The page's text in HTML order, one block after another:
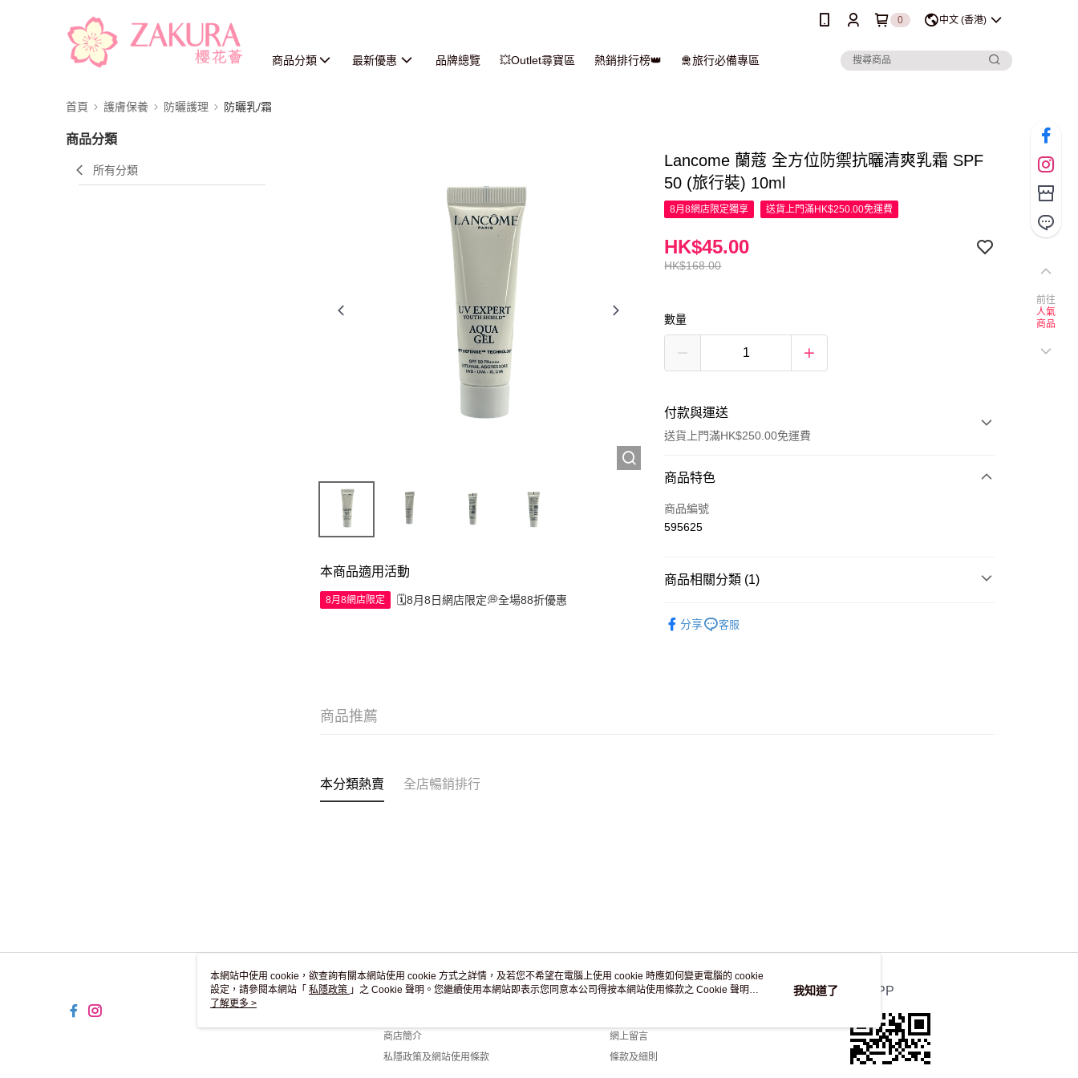
0 中文 (香港)
商品分類 最新優惠 品牌總覽 💥Outlet尋寶區 熱銷排行榜👑 🛅旅行必備專區
首頁 護膚保養 防曬護理 防曬乳/霜
商品分類
所有分類
本商品適用活動
8月8網店限定 🗓️8月8日網店限定💭全場88折優惠
Lancome 蘭蔻 全方位防禦抗曬清爽乳霜 SPF
50 (旅行裝) 10ml
8月8網店限定獨享 送貨上門滿HK$250.00免運費
HK$168.00
HK$45.00
數量
付款與運送
送貨上門滿HK$250.00免運費
付款方式
信用卡
商品特色
商品編號
595625
商品相關分類 (1)
分享
客服
商品推薦
本分類熱賣 全店暢銷排行
關於我們
商店簡介
私隱政策及網站使用條款
客戶服務
網上留言
條款及細則
官方APP
前往
人氣
商品
本網站中使用 cookie，欲查詢有關本網站使用 cookie 方式之詳情，及若您不希望在電腦上使用 cookie 時應如何變更電腦的 cookie
設定，請參閱本網站「 私隱政策 」之 Cookie 聲明。您繼續使用本網站即表示您同意本公司得按本網站使用條款之 Cookie 聲明使
用 cookie。
了解更多 >
我知道了